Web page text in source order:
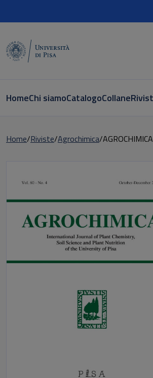
HomeChi siamoCatalogoCollane
Home Riviste Agrochimica